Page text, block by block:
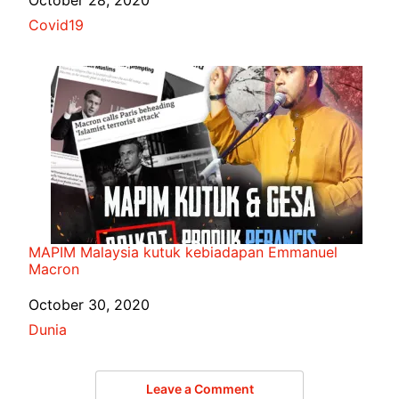
In relation to
Covid19
MAPIM Malaysia kutuk kebiadapan Emmanuel
Macron
Date
October 30, 2020
In relation to
Dunia
Leave a Comment